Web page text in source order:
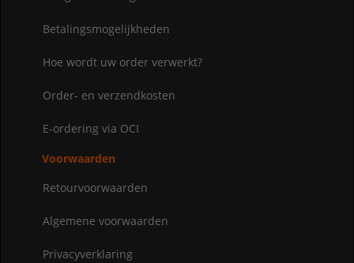
Betalingsmogelijkheden
Hoe wordt uw order verwerkt?
Order- en verzendkosten
E-ordering via OCI
Voorwaarden
Retourvoorwaarden
Algemene voorwaarden
Privacyverklaring